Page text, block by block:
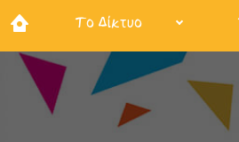
Το Δίκτυο